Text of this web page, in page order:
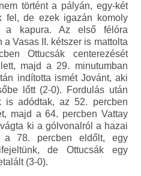
történt a pályán, egy-két
fel, de ezek igazán komoly
a kapura. Az első félóra
Vasas II. kétszer is mattolta
Ottucsák centerezését
majd a 29. minutumban
indította ismét Jovánt, aki
lőtt (2-0). Fordulás után
is adódtak, az 52. percben
majd a 64. percben Vattay
ki a gólvonalról a hazai
a 78. percben eldőlt, egy
de Ottucsák egy
(3-0).